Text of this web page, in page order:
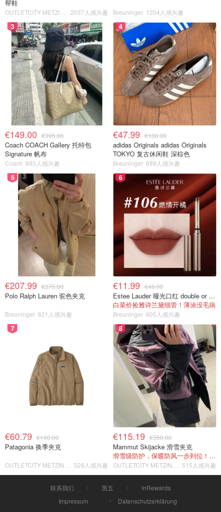
帮鞋
2037人感兴趣 Breuninger 1204人感兴趣
3
€149.00 €395.00
Coach COACH Gallery 托特包
Signature 帆布
Coach 693人感兴趣
4
€47.99 €100.00
adidas Originals adidas Originals
TOKYO 复古休闲鞋 深棕色
Breuninger 689人感兴趣
5
€207.99 €375.00
Polo Ralph Lauren 驼色夹克
Breuninger 621人感兴趣
6
€11.99 €46.00
Estee Lauder 哑光口红 double or nothing色号
白菜价捡雅诗兰黛细管！薄涂没毛病
Breuninger 605人感兴趣
7
€60.79 €190.00
Patagonia 换季夹克
528人感兴趣
8
€115.19 €350.00
Mammut Skijacke 滑雪夹克
滑雪级防护，保暖防风一步到位！仅剩s！
515人感兴趣
联系我们 黑五
InRewards
Impressum
Datenschutzerklärung